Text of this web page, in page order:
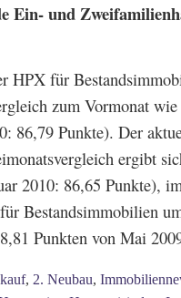
Ein- und
HPX für
zum Vormonat
86,79 Punkte). Der
ergibt
2010: 86,65 Punkte),
Bestandsimmobilien
Punkten von Mai
, 2. Neubau,